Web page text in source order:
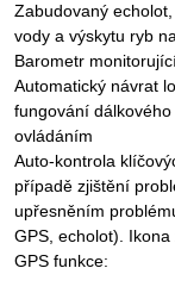
Zabudovaný
vody a výskytu ryb
Barometr
Automatický návrat
fungování
ovládáním
Auto-kontrola
případě zjištění
upřesněním
GPS, echolot).
GPS funkce: